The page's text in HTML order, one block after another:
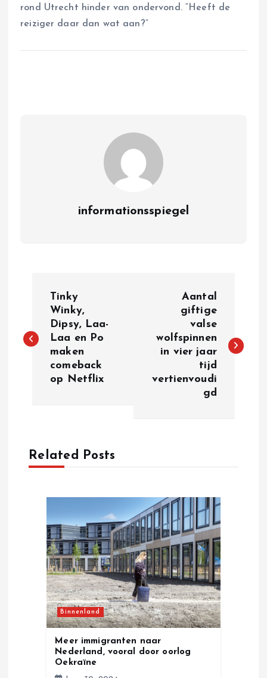
rond Utrecht hinder van ondervond. “Heeft de
reiziger daar dan wat aan?”
informationsspiegel
s
v
Tinky
Winky,
Dipsy, Laa-
Laa en Po
maken
comeback
op Netflix
Aantal
giftige
valse
wolfspinnen
in vier jaar
tijd
vertienvoudi
gd
Related Posts
Binnenland
Meer immigranten naar
Nederland, vooral door oorlog
Oekraïne